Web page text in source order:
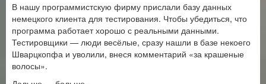
В нашу программистскую фирму прислали базу данных
немецкого клиента для тестирования. Чтобы убедиться, что
программа работает хорошо с реальными данными.
Тестировщики — люди весёлые, сразу нашли в базе некоего
Шварцкопфа и уволили, внеся комментарий «за крашеные
волосы».